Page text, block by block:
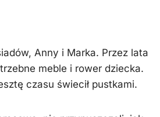
Anny i Marka. Przez lata
meble i rower dziecka.
czasu świecił pustkami.